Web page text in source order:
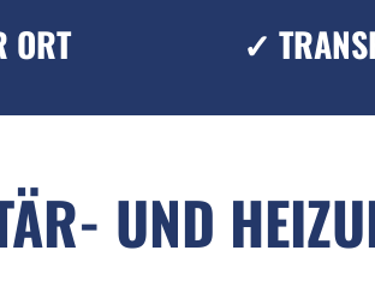
ORT ✓
UND